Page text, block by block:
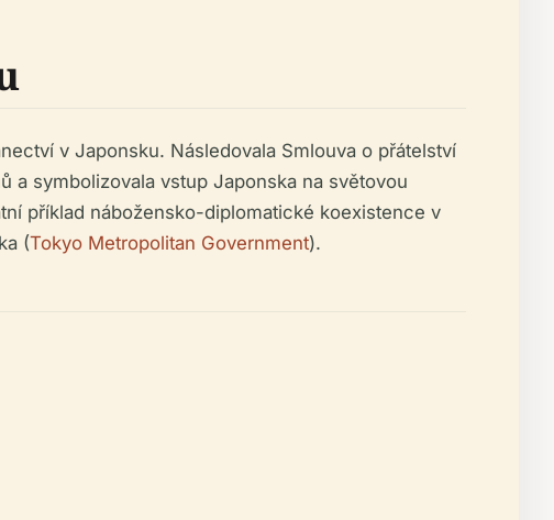
v Japonsku. Následovala Smlouva o přátelství
a symbolizovala vstup Japonska na světovou
příklad nábožensko-diplomatické koexistence v
(Tokyo Metropolitan Government).